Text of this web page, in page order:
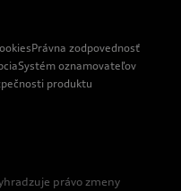
Právna zodpovednosť
Systém oznamovateľov
produktu
právo zmeny